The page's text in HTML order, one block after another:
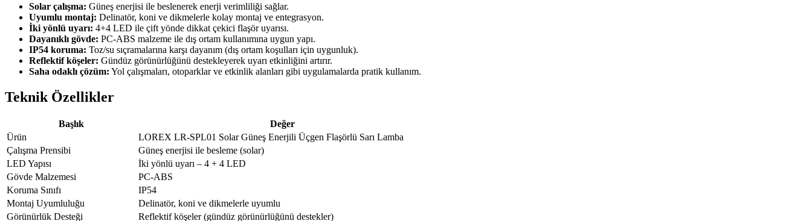
Solar çalışma: Güneş enerjisi ile beslenerek enerji verimliliği sağlar.
Uyumlu montaj: Delinatör, koni ve dikmelerle kolay montaj ve entegrasyon.
İki yönlü uyarı: 4+4 LED ile çift yönde dikkat çekici flaşör uyarısı.
Dayanıklı gövde: PC-ABS malzeme ile dış ortam kullanımına uygun yapı.
IP54 koruma: Toz/su sıçramalarına karşı dayanım (dış ortam koşulları için uygunluk).
Reflektif köşeler: Gündüz görünürlüğünü destekleyerek uyarı etkinliğini artırır.
Saha odaklı çözüm: Yol çalışmaları, otoparklar ve etkinlik alanları gibi uygulamalarda pratik kullanım.
Teknik Özellikler
Başlık
Değer
Ürün
LOREX LR-SPL01 Solar Güneş Enerjili Üçgen Flaşörlü Sarı Lamba
Çalışma Prensibi
Güneş enerjisi ile besleme (solar)
LED Yapısı
İki yönlü uyarı – 4 + 4 LED
Gövde Malzemesi
PC-ABS
Koruma Sınıfı
IP54
Montaj Uyumluluğu
Delinatör, koni ve dikmelerle uyumlu
Görünürlük Desteği
Reflektif köşeler (gündüz görünürlüğünü destekler)